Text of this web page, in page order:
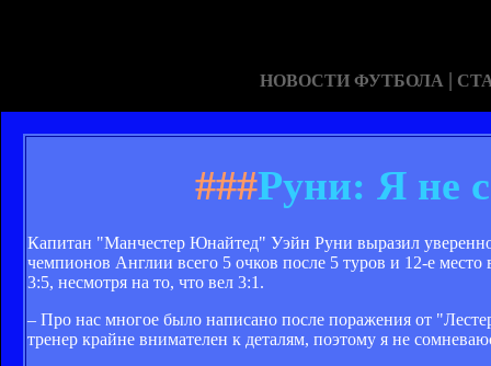
НОВОСТИ ФУТБОЛА |
###Руни: Я не
Капитан "Манчестер Юнайтед" Уэйн Руни выразил
чемпионов Англии всего 5 очков после 5 туров и 12-е
3:5, несмотря на то, что вел 3:1.
– Про нас многое было написано после поражения от
тренер крайне внимателен к деталям, поэтому я не